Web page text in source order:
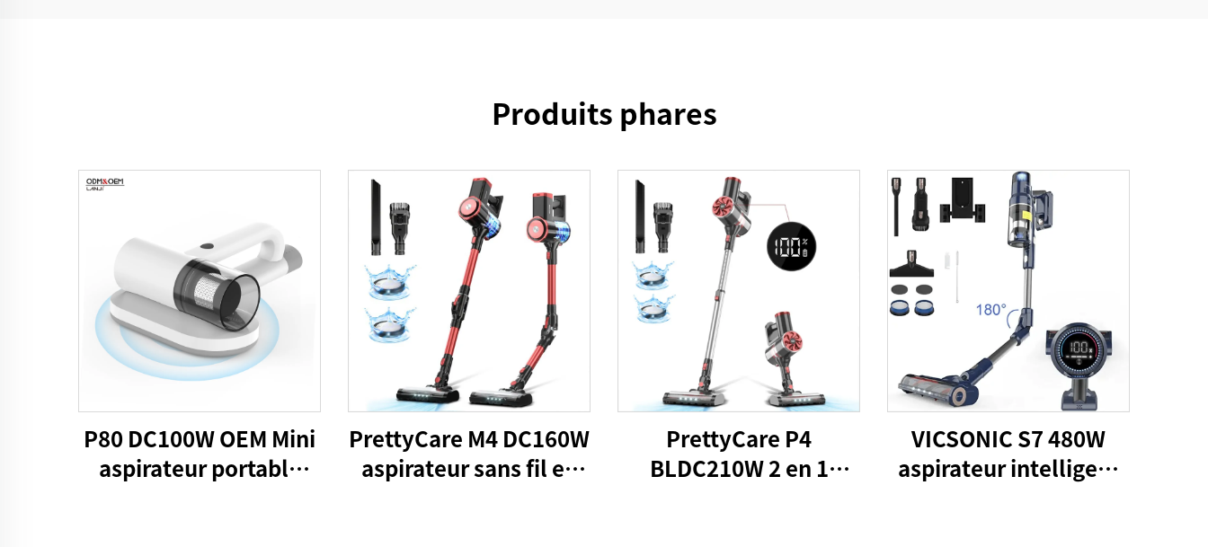
Produits phares
P80 DC100W OEM Mini
aspirateur portable
PrettyCare M4 DC160W
aspirateur sans fil en
PrettyCare P4
BLDC210W 2 en 1
VICSONIC S7 480W
aspirateur intelligent